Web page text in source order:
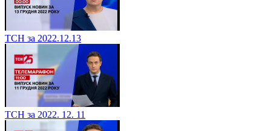
ТСН за 2022.12.13
ТСН за 2022. 12. 11